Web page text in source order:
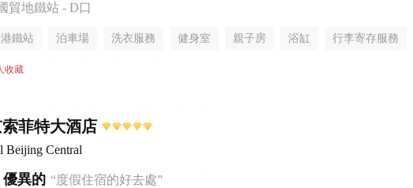
貿地鐵站 - D口
鐵站 泊車場 洗衣服務 健身室 親子房 浴缸 行李寄存服務
層
收藏
菲特大酒店
Beijing Central
優異的 “度假住宿的好去處”